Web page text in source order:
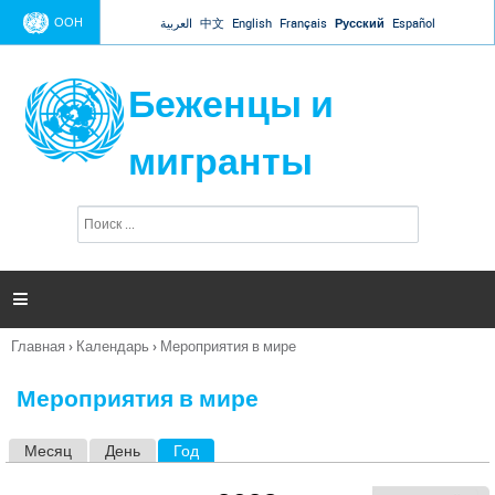
Jump to navigation
ООН العربية 中文 English Français Русский Español
Беженцы и
мигранты
п
и

Вы
Главная › Календарь › Мероприятия в мире
Мероприятия в мире
Месяц День Год